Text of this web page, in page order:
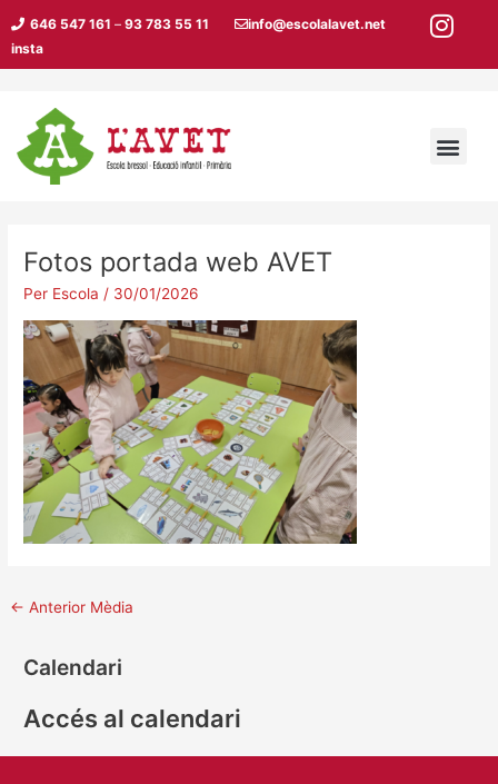
contingut
646 547 161 – 93 783 55 11
info@escolalavet.net
insta
Fotos portada web AVET
Per Escola / 30/01/2026
d'entrades
← Anterior Mèdia
Calendari
Accés al calendari